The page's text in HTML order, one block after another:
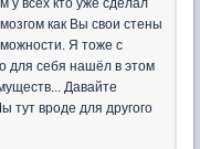
у всех кто уже сделал
как Вы свои стены
Я тоже с
для себя нашёл в этом
Давайте
тут вроде для другого